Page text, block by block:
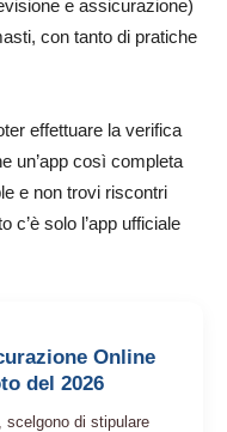
e assicurazione)
con tanto di pratiche
effettuare la verifica
un’app così completa
e non trovi riscontri
c’è solo l’app ufficiale
Online
del 2026
scelgono di stipulare